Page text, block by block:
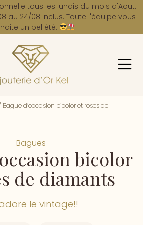
tous les lundis du mois d'Aout.
au 24/08 inclus. Toute l'équipe vous
un bel été.
/ Bague d’occasion bicolor et roses de
Bagues
bicolor
de diamants
le vintage!!